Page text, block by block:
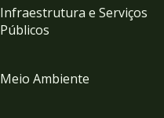
Infraestrutura e Serviços
Públicos
Meio Ambiente